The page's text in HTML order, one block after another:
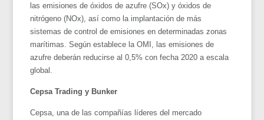
las emisiones de óxidos de azufre (SOx) y óxidos de
nitrógeno (NOx), así como la implantación de más
sistemas de control de emisiones en determinadas zonas
marítimas. Según establece la OMI, las emisiones de
azufre deberán reducirse al 0,5% con fecha 2020 a escala
global.
Cepsa Trading y Bunker
Cepsa, una de las compañías líderes del mercado